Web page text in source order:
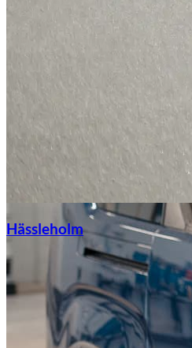
Hässleholm